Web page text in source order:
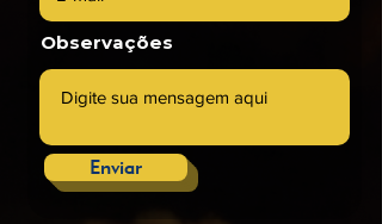
Observações
Enviar